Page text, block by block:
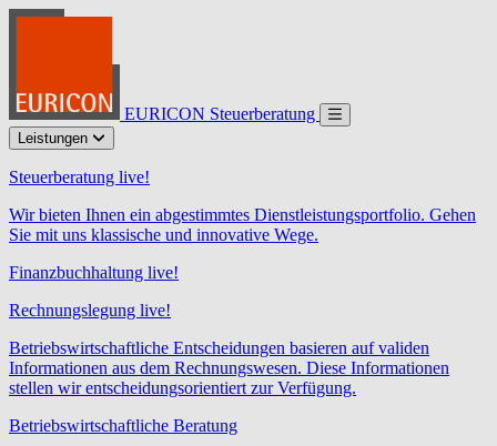
EURICON Steuerberatung
Leistungen
Steuerberatung live!
Wir bieten Ihnen ein abgestimmtes Dienstleistungsportfolio. Gehen
Sie mit uns klassische und innovative Wege.
Finanzbuchhaltung live!
Rechnungslegung live!
Betriebswirtschaftliche Entscheidungen basieren auf validen
Informationen aus dem Rechnungswesen. Diese Informationen
stellen wir entscheidungsorientiert zur Verfügung.
Betriebswirtschaftliche Beratung